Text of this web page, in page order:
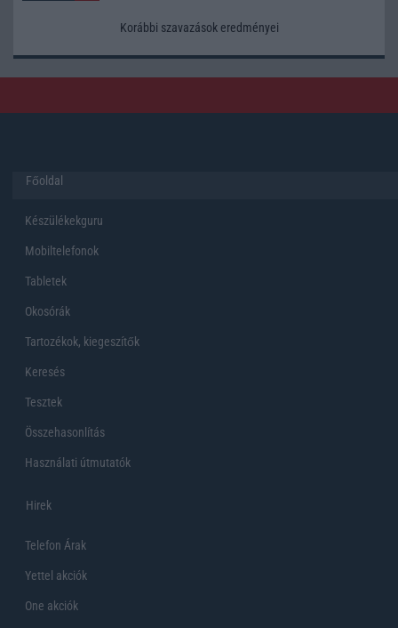
Korábbi szavazások eredményei
Főoldal
Készülékekguru
Mobiltelefonok
Tabletek
Okosórák
Tartozékok, kiegeszítők
Keresés
Tesztek
Összehasonlítás
Használati útmutatók
Hirek
Telefon Árak
Yettel akciók
One akciók